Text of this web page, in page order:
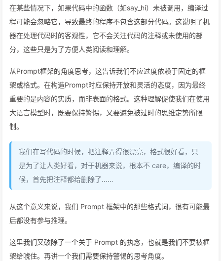
在某些情况下，如果代码中的函数（如say_hi）未被调用，编译过
程可能会忽略它，导致最终的程序不包含这部分代码。这说明了机
器在处理代码时的客观性，它不会关注代码的注释或未使用的部
分，这些只是为了方便人类阅读和理解。
从Prompt框架的角度思考，这告诉我们不应过度依赖于固定的框
架或格式。在构造Prompt时应保持开放和灵活的态度，因为最终
重要的是内容的实质，而非表面的格式。这种理解促使我们在使用
大语言模型时，既要保持警惕，又要避免被过时的思维定势所限
制。
我们在写代码的时候，把注释弄得很漂亮，格式很好看，只
是为了让人类好看，对于机器来说，根本不 care，编译的时
候，首先把注释都给删除了……
从这个意义来说，我们 Prompt 框架中的那些格式词，很有可能最
后都没有参与推理。
这里我们又破除了一个关于 Prompt 的执念，也就是我们不要被框
架给唬住。再讲一个我们需要保持警惕的思考角度。